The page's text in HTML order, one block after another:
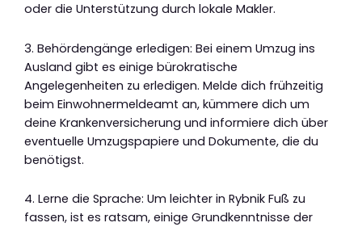
oder die Unterstützung durch lokale Makler.
3. Behördengänge erledigen: Bei einem Umzug ins
Ausland gibt es einige bürokratische
Angelegenheiten zu erledigen. Melde dich frühzeitig
beim Einwohnermeldeamt an, kümmere dich um
deine Krankenversicherung und informiere dich über
eventuelle Umzugspapiere und Dokumente, die du
benötigst.
4. Lerne die Sprache: Um leichter in Rybnik Fuß zu
fassen, ist es ratsam, einige Grundkenntnisse der